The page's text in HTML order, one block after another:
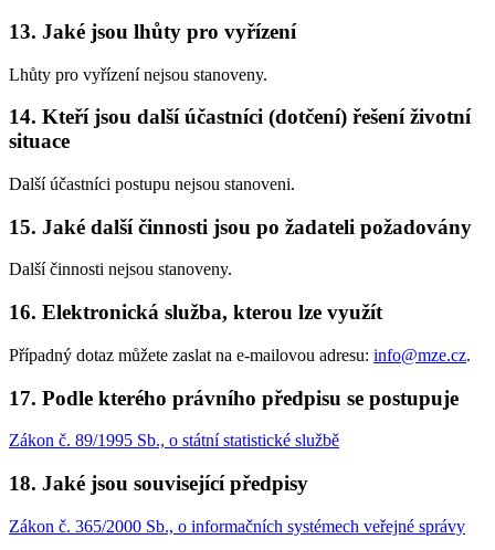
13. Jaké jsou lhůty pro vyřízení
Lhůty pro vyřízení nejsou stanoveny.
14. Kteří jsou další účastníci (dotčení) řešení životní
situace
Další účastníci postupu nejsou stanoveni.
15. Jaké další činnosti jsou po žadateli požadovány
Další činnosti nejsou stanoveny.
16. Elektronická služba, kterou lze využít
Případný dotaz můžete zaslat na e-mailovou adresu: info@mze.cz.
17. Podle kterého právního předpisu se postupuje
Zákon č. 89/1995 Sb., o státní statistické službě
18. Jaké jsou související předpisy
Zákon č. 365/2000 Sb., o informačních systémech veřejné správy